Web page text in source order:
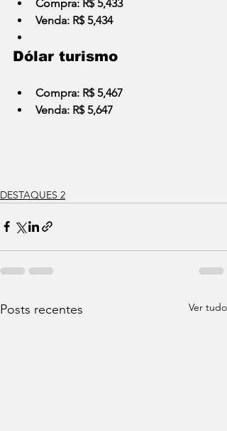
Compra: R$ 5,433
Venda: R$ 5,434
Dólar turismo
Compra: R$ 5,467
Venda: R$ 5,647
DESTAQUES 2
Posts recentes Ver tudo